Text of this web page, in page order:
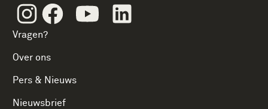
InstagramFacebookYoutube
Vragen?
Over ons
Pers & Nieuws
Nieuwsbrief